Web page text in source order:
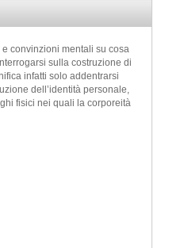
convinzioni mentali su cosa
sulla costruzione di
infatti solo addentrarsi
dell’identità personale,
fisici nei quali la corporeità